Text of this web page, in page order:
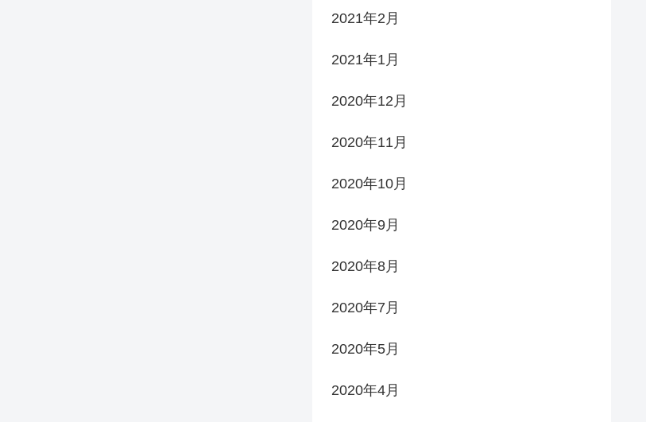
2021年2月
2021年1月
2020年12月
2020年11月
2020年10月
2020年9月
2020年8月
2020年7月
2020年5月
2020年4月